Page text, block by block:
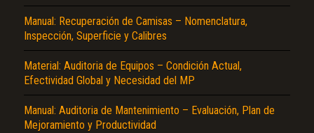
Manual: Recuperación de Camisas – Nomenclatura,
Inspección, Superficie y Calibres
Material: Auditoria de Equipos – Condición Actual,
Efectividad Global y Necesidad del MP
Manual: Auditoria de Mantenimiento – Evaluación, Plan de
Mejoramiento y Productividad